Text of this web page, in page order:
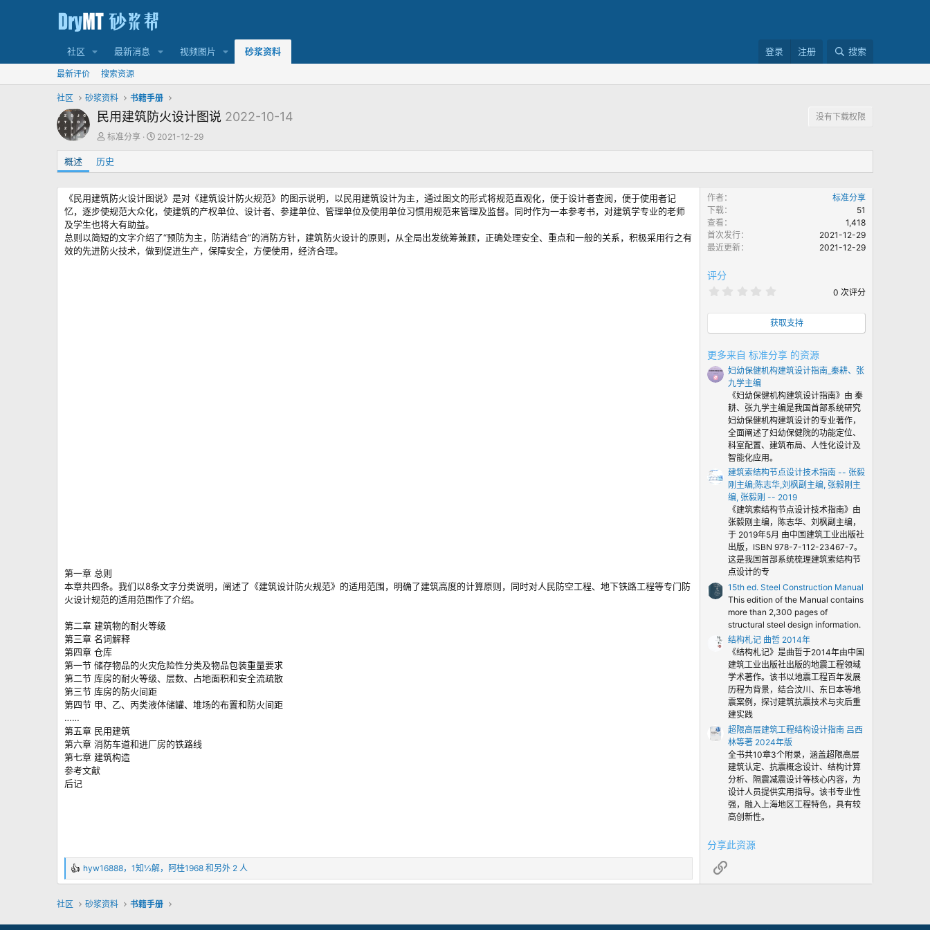
社区 最新消息 视频图片 砂浆资料 登录 注册 搜索
最新评价 搜索资源
社区 砂浆资料 书籍手册
民用建筑防火设计图说 2022-10-14
没有下载权限
作
标准分享
创
期
2021-12-29
概述 历史
《民用建筑防火设计图说》是对《建筑设计防火规范》的图示说明，以民用建筑设计为主，通过图文的形式将规范直观化，便于设计者查阅，便于使用者记
忆，逐步使规范大众化，使建筑的产权单位、设计者、参建单位、管理单位及使用单位习惯用规范来管理及监督。同时作为一本参考书，对建筑学专业的老师
及学生也将大有助益。
总则以简短的文字介绍了“预防为主，防消结合”的消防方针，建筑防火设计的原则，从全局出发统筹兼顾，正确处理安全、重点和一般的关系，积极采用行之有
效的先进防火技术，做到促进生产，保障安全，方便使用，经济合理。
第一章 总则
本章共四条。我们以8条文字分类说明，阐述了《建筑设计防火规范》的适用范围，明确了建筑高度的计算原则，同时对人民防空工程、地下铁路工程等专门防
火设计规范的适用范围作了介绍。
第二章 建筑物的耐火等级
第三章 名词解释
第四章 仓库
第一节 储存物品的火灾危险性分类及物品包装重量要求
第二节 库房的耐火等级、层数、占地面积和安全流疏散
第三节 库房的防火间距
第四节 甲、乙、丙类液体储罐、堆场的布置和防火间距
……
第五章 民用建筑
第六章 消防车道和进厂房的铁路线
第七章 建筑构造
参考文献
后记
反
馈
：
hyw16888， 1知½解， 阿桂1968 和另外 2 人
作者
标准分享
下载
51
查看
1,418
首次发行
2021-12-29
最近更新
2021-12-29
评分
0
颗
0 次评分
获取支持
更多来自 标准分享 的资源
妇幼保健机构建筑设计指南_秦耕、张
九学主编
《妇幼保健机构建筑设计指南》由 秦
耕、张九学主编是我国首部系统研究
妇幼保健机构建筑设计的专业著作，
全面阐述了妇幼保健院的功能定位、
科室配置、建筑布局、人性化设计及
智能化应用。
建筑索结构节点设计技术指南 -- 张毅
刚主编;陈志华,刘枫副主编, 张毅刚主
编, 张毅刚 -- 2019
《建筑索结构节点设计技术指南》由
张毅刚主编，陈志华、刘枫副主编，
于 2019年5月 由中国建筑工业出版社
出版，ISBN 978-7-112-23467-7。
这是我国首部系统梳理建筑索结构节
点设计的专
15th ed. Steel Construction Manual
This edition of the Manual contains
more than 2,300 pages of
structural steel design information.
结构札记 曲哲 2014年
《结构札记》是曲哲于2014年由中国
建筑工业出版社出版的地震工程领域
学术著作。该书以地震工程百年发展
历程为背景，结合汶川、东日本等地
震案例，探讨建筑抗震技术与灾后重
建实践
超限高层建筑工程结构设计指南 吕西
林等著 2024年版
全书共10章3个附录，涵盖超限高层
建筑认定、抗震概念设计、结构计算
分析、隔震减震设计等核心内容，为
设计人员提供实用指导。该书专业性
强，融入上海地区工程特色，具有较
高创新性。
分享此资源
链接
社区 砂浆资料 书籍手册